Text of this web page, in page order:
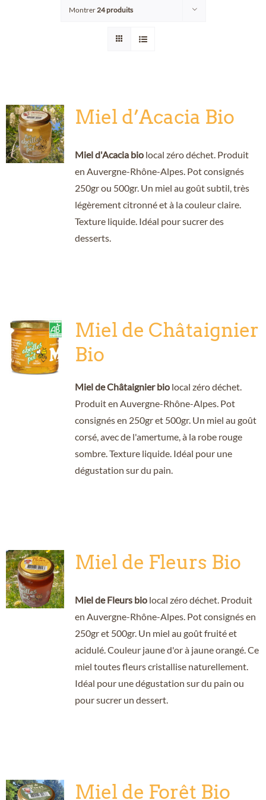
Contact
Montrer 24 produits
Miel d’Acacia Bio
Miel d'Acacia biolocal zéro déchet. Produit
en Auvergne-Rhône-Alpes. Pot consignés
250gr ou 500gr. Un miel au goût subtil, très
légèrement citronné et à la couleur claire.
Texture liquide. Idéal pour sucrer des
desserts.
Miel de Châtaignier
Bio
Miel de Châtaignier biolocal zéro déchet.
Produit en Auvergne-Rhône-Alpes. Pot
consignés en 250gr et 500gr. Un miel au goût
corsé, avec de l'amertume, à la robe rouge
sombre. Texture liquide. Idéal pour une
dégustation sur du pain.
Miel de Fleurs Bio
Miel de Fleurs biolocal zéro déchet. Produit
en Auvergne-Rhône-Alpes. Pot consignés en
250gr et 500gr. Un miel au goût fruité et
acidulé. Couleur jaune d'or à jaune orangé. Ce
miel toutes fleurs cristallise naturellement.
Idéal pour une dégustation sur du pain ou
pour sucrer un dessert.
Miel de Forêt Bio